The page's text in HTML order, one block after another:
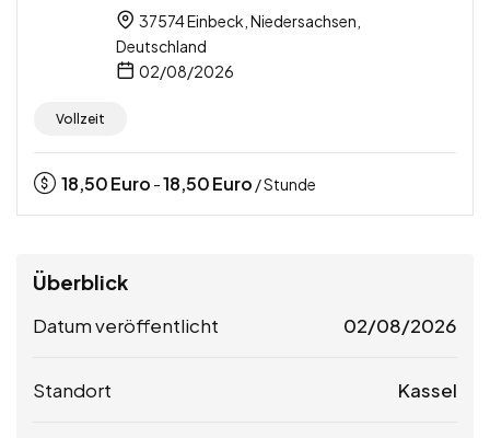
37574 Einbeck, Niedersachsen,
Deutschland
02/08/2026
Vollzeit
18,50Euro -18,50Euro / Stunde
Überblick
Datum veröffentlicht 02/08/2026
Standort Kassel